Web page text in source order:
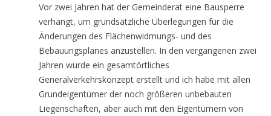
Vor zwei Jahren hat der Gemeinderat eine Bausperre
verhängt, um grundsätzliche Überlegungen für die
Änderungen des Flächenwidmungs- und des
Bebauungsplanes anzustellen. In den vergangenen zwei
Jahren wurde ein gesamtörtliches
Generalverkehrskonzept erstellt und ich habe mit allen
Grundeigentümer der noch größeren unbebauten
Liegenschaften, aber auch mit den Eigentümern von